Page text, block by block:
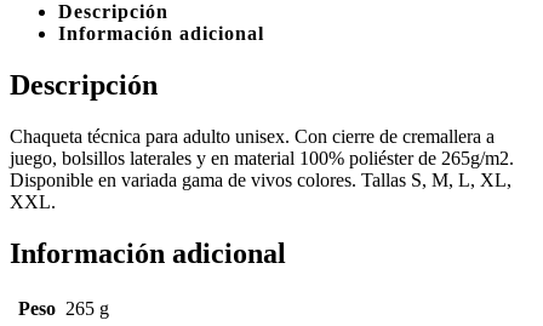
Descripción
Información adicional
Descripción
Chaqueta técnica para adulto unisex. Con cierre de cremallera a
juego, bolsillos laterales y en material 100% poliéster de 265g/m2.
Disponible en variada gama de vivos colores. Tallas S, M, L, XL,
XXL.
Información adicional
Peso 265 g